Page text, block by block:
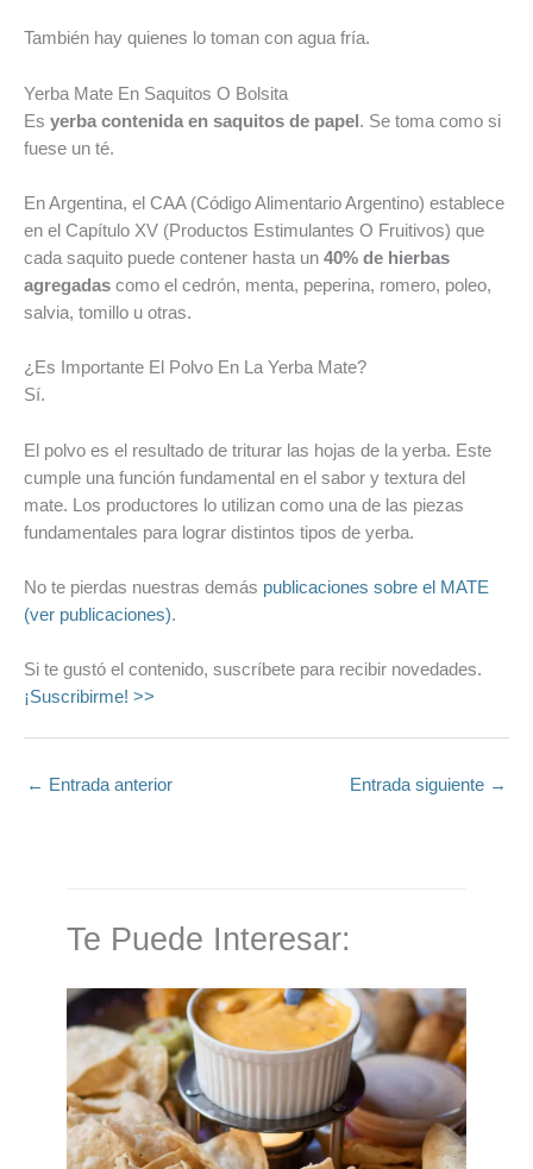
También hay quienes lo toman con agua fría.
Yerba Mate En Saquitos O Bolsita
Es yerba contenida en saquitos de papel. Se toma como si
fuese un té.
En Argentina, el CAA (Código Alimentario Argentino) establece
en el Capítulo XV (Productos Estimulantes O Fruitivos) que
cada saquito puede contener hasta un 40% de hierbas
agregadas como el cedrón, menta, peperina, romero, poleo,
salvia, tomillo u otras.
¿Es Importante El Polvo En La Yerba Mate?
Sí.
El polvo es el resultado de triturar las hojas de la yerba. Este
cumple una función fundamental en el sabor y textura del
mate. Los productores lo utilizan como una de las piezas
fundamentales para lograr distintos tipos de yerba.
No te pierdas nuestras demás publicaciones sobre el MATE
(ver publicaciones).
Si te gustó el contenido, suscríbete para recibir novedades.
¡Suscribirme! >>
← Entrada anterior Entrada siguiente →
Te Puede Interesar: